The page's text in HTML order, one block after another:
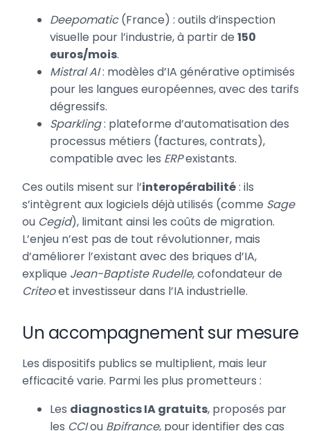
Deepomatic(France) : outils d’inspection
visuelle pour l’industrie, à partir de 150
euros/mois.
Mistral AI: modèles d’IA générative optimisés
pour les langues européennes, avec des tarifs
dégressifs.
Sparkling: plateforme d’automatisation des
processus métiers (factures, contrats),
compatible avec les ERPexistants.
Ces outils misent sur l’interopérabilité: ils
s’intègrent aux logiciels déjà utilisés (comme Sage
ou Cegid), limitant ainsi les coûts de migration.
L’enjeu n’est pas de tout révolutionner, mais
d’améliorer l’existant avec des briques d’IA,
explique Jean-Baptiste Rudelle, cofondateur de
Criteoet investisseur dans l’IA industrielle.
Un accompagnement sur mesure
Les dispositifs publics se multiplient, mais leur
efficacité varie. Parmi les plus prometteurs :
Les diagnostics IA gratuits, proposés par
les CCIou Bpifrance, pour identifier des cas